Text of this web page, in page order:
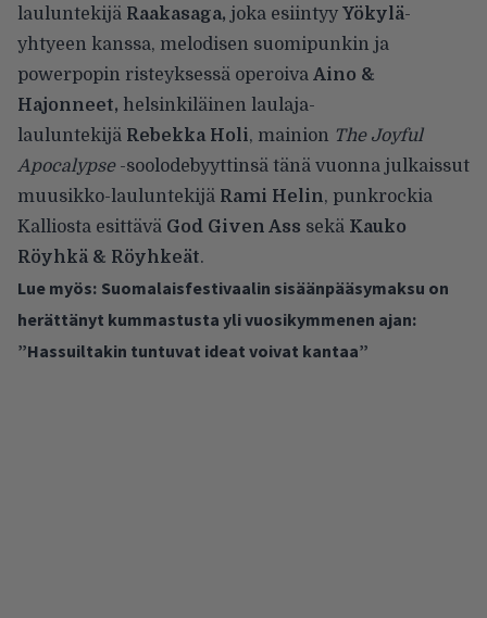
lauluntekijä Raakasaga, joka esiintyy Yökylä-
yhtyeen kanssa, melodisen suomipunkin ja
powerpopin risteyksessä operoiva Aino &
Hajonneet, helsinkiläinen laulaja-
lauluntekijä Rebekka Holi, mainion The Joyful
Apocalypse-soolodebyyttinsä tänä vuonna julkaissut
muusikko-lauluntekijä Rami Helin, punkrockia
Kalliosta esittävä God Given Ass sekä Kauko
Röyhkä & Röyhkeät.
Lue myös: Suomalaisfestivaalin sisäänpääsymaksu on
herättänyt kummastusta yli vuosikymmenen ajan:
”Hassuiltakin tuntuvat ideat voivat kantaa”